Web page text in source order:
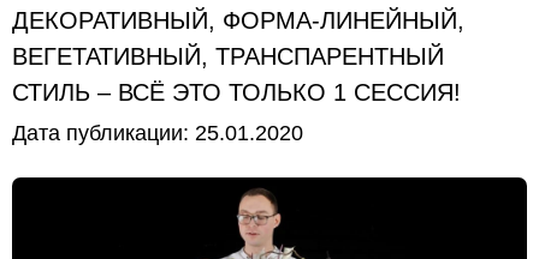
ДЕКОРАТИВНЫЙ, ФОРМА-ЛИНЕЙНЫЙ,
ВЕГЕТАТИВНЫЙ, ТРАНСПАРЕНТНЫЙ
СТИЛЬ – ВСЁ ЭТО ТОЛЬКО 1 СЕССИЯ!
Дата публикации: 25.01.2020